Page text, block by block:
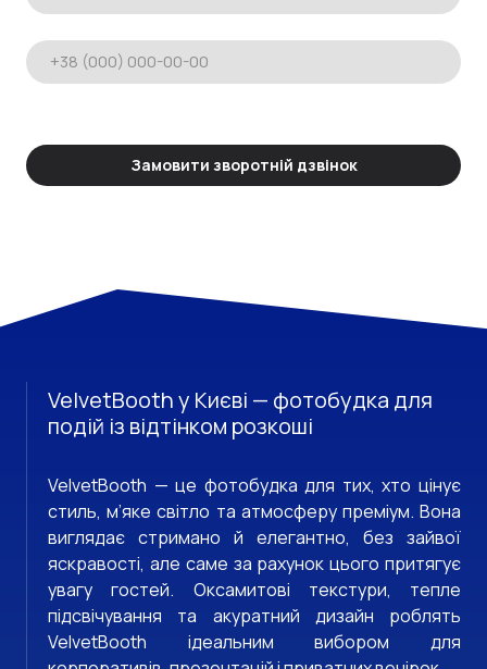
Замовити зворотній дзвінок
VelvetBooth у Києві — фотобудка для
подій із відтінком розкоші
VelvetBooth — це фотобудка для тих, хто цінує
стиль, м’яке світло та атмосферу преміум. Вона
виглядає стримано й елегантно, без зайвої
яскравості, але саме за рахунок цього притягує
увагу гостей. Оксамитові текстури, тепле
підсвічування та акуратний дизайн роблять
VelvetBooth ідеальним вибором для